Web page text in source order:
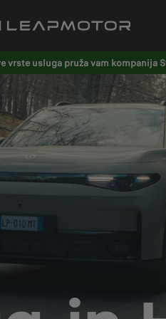
vrste usluga pruža vam kompanija